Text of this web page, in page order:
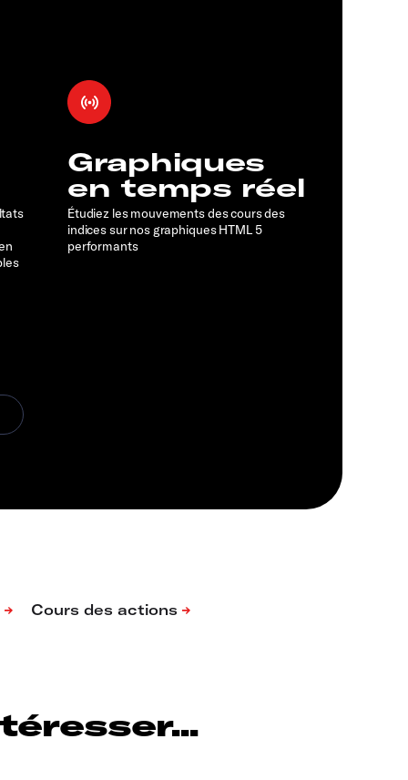
Graphiques
en temps réel
Étudiez les mouvements des cours des
indices sur nos graphiques HTML 5
performants